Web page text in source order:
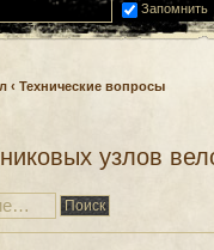
Запомнить
‹ Технические вопросы
узлов